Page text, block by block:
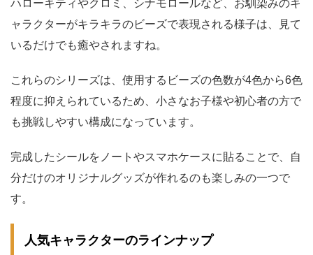
ハローキティやクロミ、シナモロールなど、お馴染みのキ
ャラクターがキラキラのビーズで表現される様子は、見て
いるだけでも癒やされますね。
これらのシリーズは、使用するビーズの色数が4色から6色
程度に抑えられているため、小さなお子様や初心者の方で
も挑戦しやすい構成になっています。
完成したシールをノートやスマホケースに貼ることで、自
分だけのオリジナルグッズが作れるのも楽しみの一つで
す。
人気キャラクターのラインナップ